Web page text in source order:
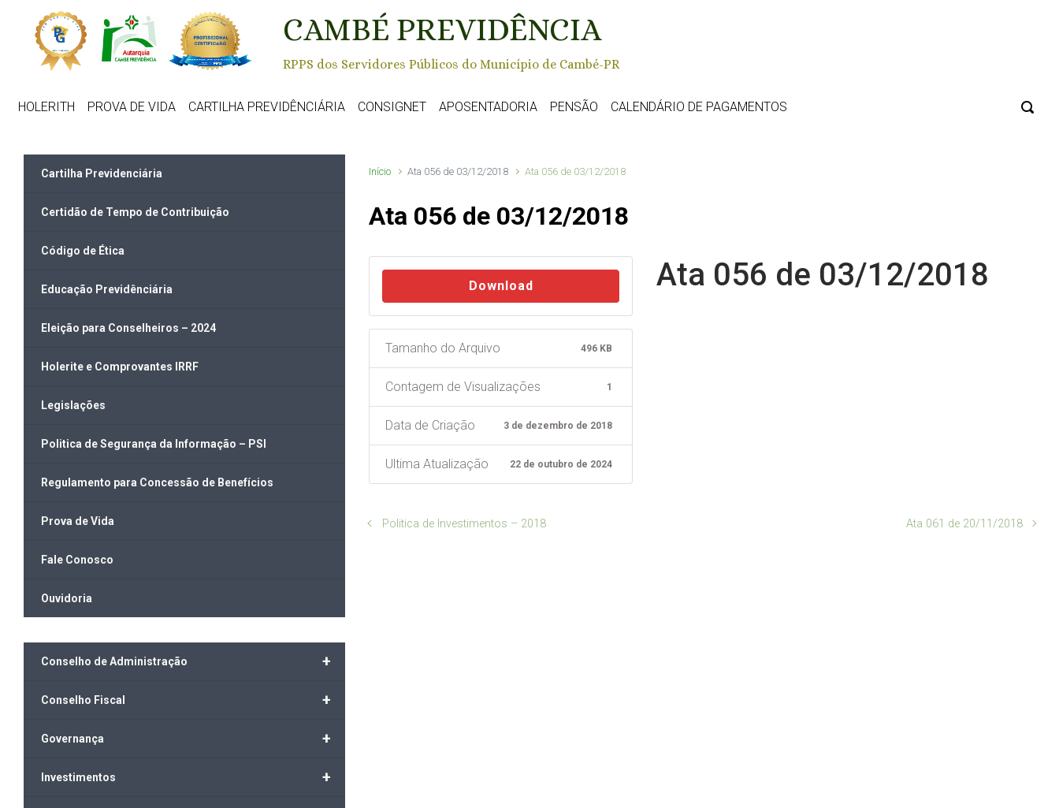
Skip to main content
CAMBÉ PREVIDÊNCIA
RPPS dos Servidores Públicos do Município de Cambé-PR
HOLERITH PROVA DE VIDA CARTILHA PREVIDÊNCIÁRIA CONSIGNET APOSENTADORIA PENSÃO CALENDÁRIO DE PAGAMENTOS
Início Ata 056 de 03/12/2018 Ata 056 de 03/12/2018
Ata 056 de 03/12/2018
Download
Tamanho do Arquivo 496 KB
Contagem de Visualizações 1
Data de Criação 3 de dezembro de 2018
Ultima Atualização 22 de outubro de 2024
Ata 056 de 03/12/2018
Politica de Investimentos – 2018 Ata 061 de 20/11/2018
Cartilha Previdenciária
Certidão de Tempo de Contribuição
Código de Ética
Educação Previdênciária
Eleição para Conselheiros – 2024
Holerite e Comprovantes IRRF
Legislações
Politica de Segurança da Informação – PSI
Regulamento para Concessão de Benefícios
Prova de Vida
Fale Conosco
Ouvidoria
+
Conselho de Administração
+
Conselho Fiscal
+
Governança
+
Investimentos